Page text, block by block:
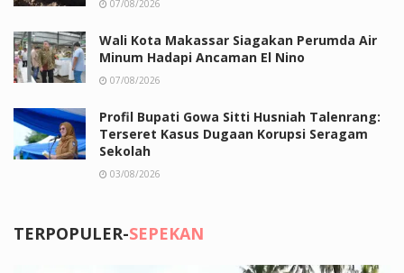
07/08/2026
Wali Kota Makassar Siagakan Perumda Air
Minum Hadapi Ancaman El Nino
07/08/2026
Profil Bupati Gowa Sitti Husniah Talenrang:
Terseret Kasus Dugaan Korupsi Seragam
Sekolah
03/08/2026
TERPOPULER-SEPEKAN